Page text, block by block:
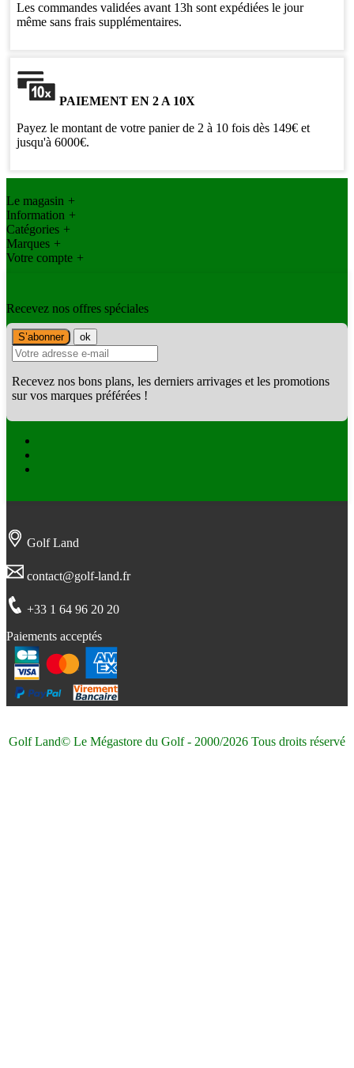
Les commandes validées avant 13h sont expédiées le jour
même sans frais supplémentaires.
PAIEMENT EN 2 A 10X
Payez le montant de votre panier de 2 à 10 fois dès 149€ et
jusqu'à 6000€.
Le magasin +
Information +
Catégories +
Marques +
Votre compte +
Recevez nos offres spéciales
Recevez nos bons plans, les derniers arrivages et les promotions
sur vos marques préférées !
Golf Land
contact@golf-land.fr
+33 1 64 96 20 20
Paiements acceptés
Golf Land© Le Mégastore du Golf - 2000/2026 Tous droits réservé